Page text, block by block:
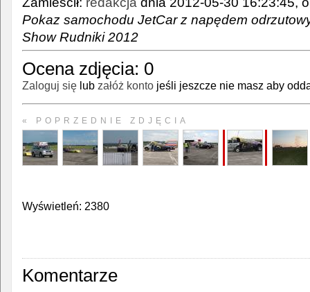
Pokaz samochodu JetCar z napędem
Show Rudniki 2012
Ocena zdjęcia: 0
Zaloguj się lub załóż konto jeśli jeszcze nie masz aby
« POPRZEDNIE ZDJĘCIA
Wyświetleń: 2380
Komentarze